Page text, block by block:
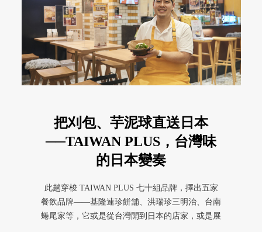
把刈包、芋泥球直送日本
──TAIWAN PLUS，台灣味
的日本變奏
此趟穿梭 TAIWAN PLUS 七十組品牌，擇出五家
餐飲品牌——基隆連珍餅舖、洪瑞珍三明治、台南
蜷尾家等，它或是從台灣開到日本的店家，或是展